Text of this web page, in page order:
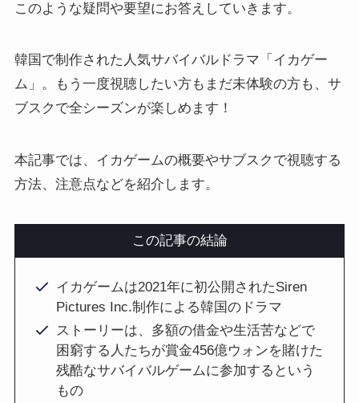
このような疑問や要望にお答えしていきます。
韓国で制作された人気サバイバルドラマ「イカゲー
ム」。もう一度視聴したい方もまだ未体験の方も、サ
ブスクで全シーズンが楽しめます！
本記事では、イカゲームの概要やサブスクで視聴する
方法、注意点などを紹介します。
この記事の結論
イカゲームは2021年に初公開されたSiren
Pictures Inc.制作による韓国のドラマ
ストーリーは、多額の借金や生活苦などで
困窮する人たちが賞金456億ウォンを賭けた
残酷なサバイバルゲームに参加するという
もの